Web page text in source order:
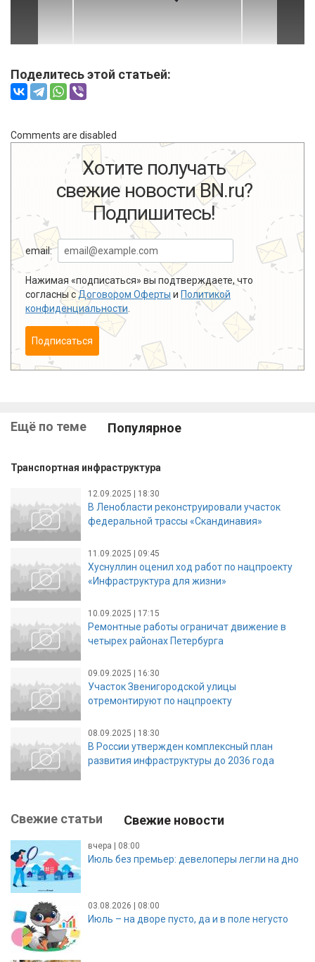
Поделитесь этой статьей:
Comments are disabled
Хотите получать
свежие новости BN.ru?
Подпишитесь!
email:
Нажимая «подписаться» вы подтверждаете, что
согласны сДоговором Оферты и Политикой
конфиденциальности
Подписаться
Ещё по теме Популярное
Транспортная инфраструктура
12.09.2025 | 18:30
В Ленобласти реконструировали участок
федеральной трассы «Скандинавия»
11.09.2025 | 09:45
Хуснуллин оценил ход работ по нацпроекту
«Инфраструктура для жизни»
10.09.2025 | 17:15
Ремонтные работы ограничат движение в
четырех районах Петербурга
09.09.2025 | 16:30
Участок Звенигородской улицы
отремонтируют по нацпроекту
08.09.2025 | 18:30
В России утвержден комплексный план
развития инфраструктуры до 2036 года
Свежие статьи Свежие новости
вчера | 08:00
Июль без премьер: девелоперы легли на дно
03.08.2026 | 08:00
Июль – на дворе пусто, да и в поле негусто